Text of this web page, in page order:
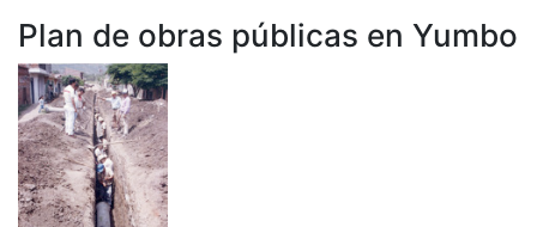
Plan de obras públicas en Yumbo